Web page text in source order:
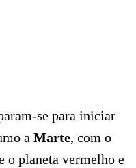
se para iniciar
a Marte, com o
o planeta vermelho e